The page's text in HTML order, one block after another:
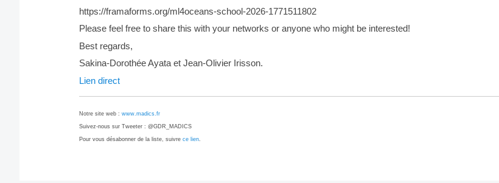
https://framaforms.org/ml4oceans-school-2026-1771511802
Please feel free to share this with your networks or anyone who might be interested!
Best regards,
Sakina-Dorothée Ayata et Jean-Olivier Irisson.
Lien direct
Notre site web : www.madics.fr
Suivez-nous sur Tweeter : @GDR_MADICS
Pour vous désabonner de la liste, suivre ce lien